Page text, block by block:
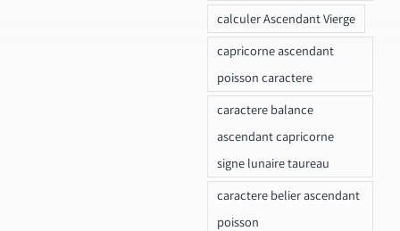
calculer Ascendant Vierge
capricorne ascendant
poisson caractere
caractere balance
ascendant capricorne
signe lunaire taureau
caractere belier ascendant
poisson